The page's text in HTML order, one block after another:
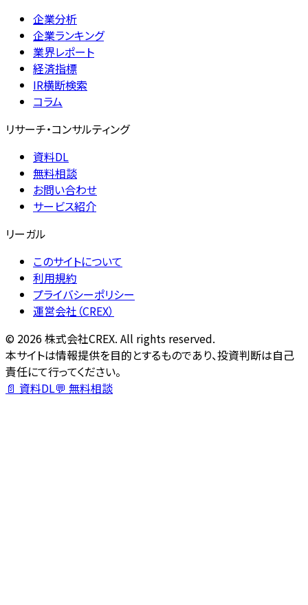
企業分析
企業ランキング
業界レポート
経済指標
IR横断検索
コラム
リサーチ・コンサルティング
資料DL
無料相談
お問い合わせ
サービス紹介
リーガル
このサイトについて
利用規約
プライバシーポリシー
運営会社（CREX）
© 2026株式会社CREX. All rights reserved.
本サイトは情報提供を目的とするものであり、投資判断は自己
責任にて行ってください。
📄 資料DL💬 無料相談